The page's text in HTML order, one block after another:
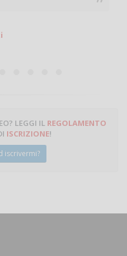
fammi sapere.
LEGGI IL REGOLAMENTO
ISCRIZIONE!
iscrivermi?